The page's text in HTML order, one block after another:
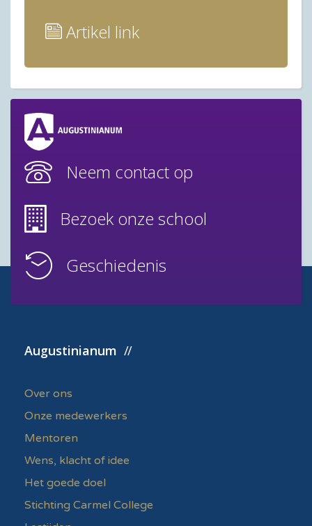
Artikel link
Neem contact op
Bezoek onze school
Geschiedenis
Augustinianum
Over ons
Onze medewerkers
Mentoren
Wens, klacht of idee
Het goede doel
Stichting Carmel College